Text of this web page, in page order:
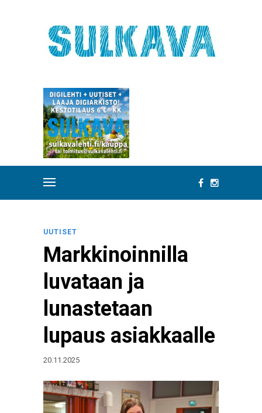
UUTISET
Markkinoinnilla
luvataan ja
lunastetaan
lupaus asiakkaalle
20.11.2025